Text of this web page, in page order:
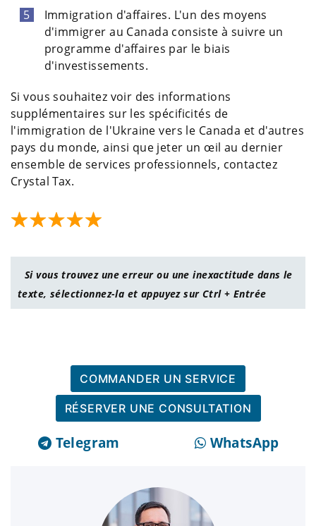
Immigration d'affaires. L'un des moyens
d'immigrer au Canada consiste à suivre un
programme d'affaires par le biais
d'investissements.
Si vous souhaitez voir des informations
supplémentaires sur les spécificités de
l'immigration de l'Ukraine vers le Canada et d'autres
pays du monde, ainsi que jeter un œil au dernier
ensemble de services professionnels, contactez
Crystal Tax.
Si vous trouvez une erreur ou une inexactitude dans le
texte, sélectionnez-la et appuyez sur Ctrl + Entrée
COMMANDER UN SERVICE
RÉSERVER UNE CONSULTATION
Telegram WhatsApp